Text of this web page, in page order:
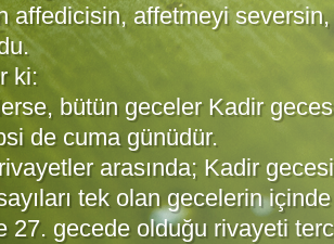
affedicisin, affetmeyi
ki:
bütün geceler Kadir
de cuma günüdür.
arasında; Kadir
tek olan gecelerin içinde
27. gecede olduğu rivayeti